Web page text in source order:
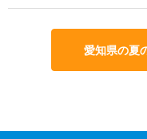
愛知県の夏